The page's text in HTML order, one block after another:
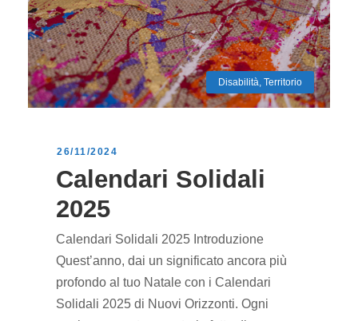
Disabilità, Territorio
26/11/2024
Calendari Solidali
2025
Calendari Solidali 2025 Introduzione
Quest’anno, dai un significato ancora più
profondo al tuo Natale con i Calendari
Solidali 2025 di Nuovi Orizzonti. Ogni